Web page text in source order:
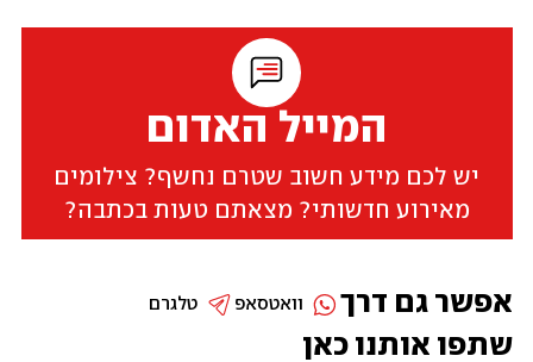
המייל האדום
יש לכם מידע חשוב שטרם נחשף? צילומים
מאירוע חדשותי? מצאתם טעות בכתבה?
שתפו אותנו כאן
אפשר גם דרך טלגרם וואטסאפ